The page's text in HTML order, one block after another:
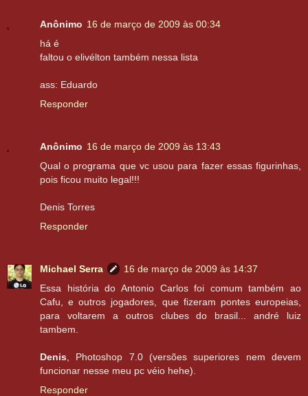
Anônimo 16 de março de 2009 às 00:34
há é
faltou o elivélton também nessa lista
ass: Eduardo
Responder
Anônimo 16 de março de 2009 às 13:43
Qual o programa que vc usou para fazer essas figurinhas,
pois ficou muito legal!!!
Denis Torres
Responder
Michael Serra
16 de março de 2009 às 14:37
Essa história do Antonio Carlos foi comum também ao
Cafu, e outros jogadores, que fizeram pontes europeias,
para voltarem a outros clubes do brasil... andré luiz
tambem.
Denis , Photoshop 7.0 (versões superiores nem devem
funcionar nesse meu pc véio hehe).
Responder